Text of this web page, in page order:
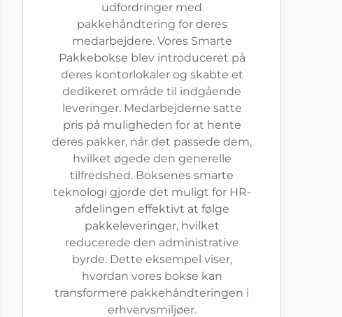
udfordringer med
pakkehåndtering for deres
medarbejdere. Vores Smarte
Pakkebokse blev introduceret på
deres kontorlokaler og skabte et
dedikeret område til indgående
leveringer. Medarbejderne satte
pris på muligheden for at hente
deres pakker, når det passede dem,
hvilket øgede den generelle
tilfredshed. Boksenes smarte
teknologi gjorde det muligt for HR-
afdelingen effektivt at følge
pakkeleveringer, hvilket
reducerede den administrative
byrde. Dette eksempel viser,
hvordan vores bokse kan
transformere pakkehåndteringen i
erhvervsmiljøer.